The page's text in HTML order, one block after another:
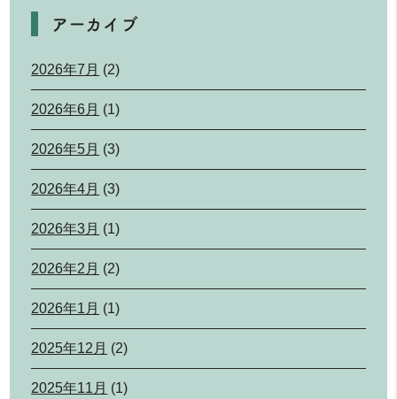
アーカイブ
2026年7月 (2)
2026年6月 (1)
2026年5月 (3)
2026年4月 (3)
2026年3月 (1)
2026年2月 (2)
2026年1月 (1)
2025年12月 (2)
2025年11月 (1)